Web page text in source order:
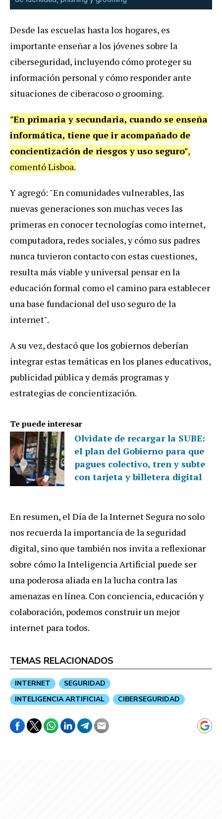
Desde las escuelas hasta los hogares, es
importante enseñar a los jóvenes sobre la
ciberseguridad, incluyendo cómo proteger su
información personal y cómo responder ante
situaciones de ciberacoso o grooming.
"En primaria y secundaria, cuando se enseña
informática, tiene que ir acompañado de
concientización de riesgos y uso seguro",
comentó Lisboa.
Y agregó: "En comunidades vulnerables, las
nuevas generaciones son muchas veces las
primeras en conocer tecnologías como internet,
computadora, redes sociales, y cómo sus padres
nunca tuvieron contacto con estas cuestiones,
resulta más viable y universal pensar en la
educación formal como el camino para establecer
una base fundacional del uso seguro de la
internet".
A su vez, destacó que los gobiernos deberían
integrar estas temáticas en los planes educativos,
publicidad pública y demás programas y
estrategias de concientización.
Te puede interesar
Olvidate de recargar la SUBE:
el plan del Gobierno para que
pagues colectivo, tren y subte
con tarjeta y billetera digital
En resumen, el Día de la Internet Segura no solo
nos recuerda la importancia de la seguridad
digital, sino que también nos invita a reflexionar
sobre cómo la Inteligencia Artificial puede ser
una poderosa aliada en la lucha contra las
amenazas en línea. Con conciencia, educación y
colaboración, podemos construir un mejor
internet para todos.
TEMAS RELACIONADOS
INTERNET
SEGURIDAD
INTELIGENCIA ARTIFICIAL
CIBERSEGURIDAD